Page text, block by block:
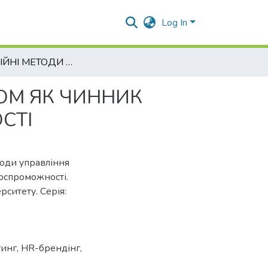
Log In
ІННОВАЦІЙНІ МЕТОДИ УПРАВЛІННЯ ПЕРСОНАЛОМ ЯК ЧИННИК ФОРМУВАННЯ ЙОГО КОНКУРЕНТОСПРОМОЖНОСТІ
ЯК ЧИННИК
управління
Серія:
, HR-брендінг,